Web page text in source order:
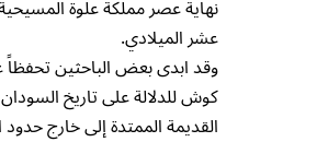
نهاية عصر مملكة علوة
عشر الميلادي.
وقد ابدى بعض الباحثين
كوش للدلالة على تاريخ السودان
القديمة الممتدة إلى خارج حدود